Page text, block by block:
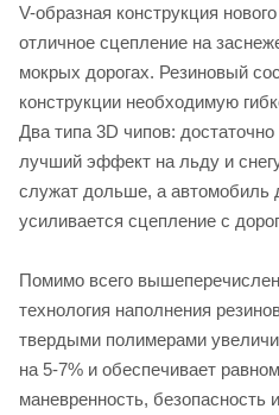
V-образная конструкция
отличное сцепление на
мокрых дорогах. Резиновый
конструкции необходимую
Два типа 3D чипов:
лучший эффект на льду и
служат дольше, а автомобиль
усиливается сцепление с
Помимо всего
технология наполнения
твердыми полимерами
на 5-7% и обеспечивает
маневренность, безопасность